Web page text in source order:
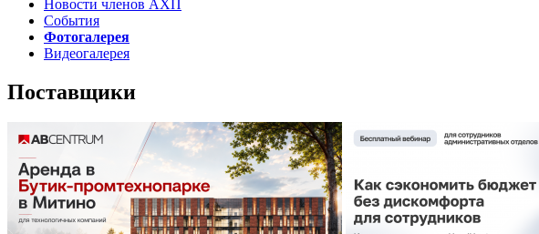
Новости членов АХП
События
Фотогалерея
Видеогалерея
Поставщики